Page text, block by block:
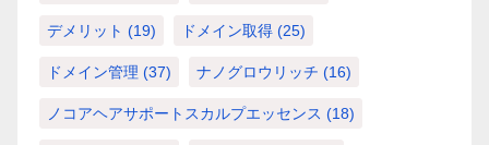
デメリット (19) ドメイン取得 (25)
ドメイン管理 (37) ナノグロウリッチ (16)
ノコアヘアサポートスカルプエッセンス (18)